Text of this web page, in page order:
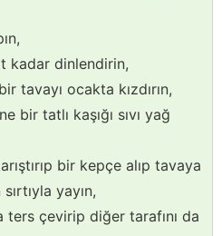
kadar dinlendirin,
tavayı ocakta kızdırın,
bir tatlı kaşığı sıvı yağ
bir kepçe alıp tavaya
yayın,
ters çevirip diğer tarafını da